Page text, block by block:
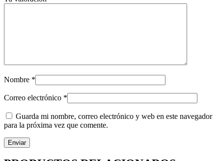
Nombre *
Correo electrónico *
Guarda mi nombre, correo electrónico y web en este navegador
para la próxima vez que comente.